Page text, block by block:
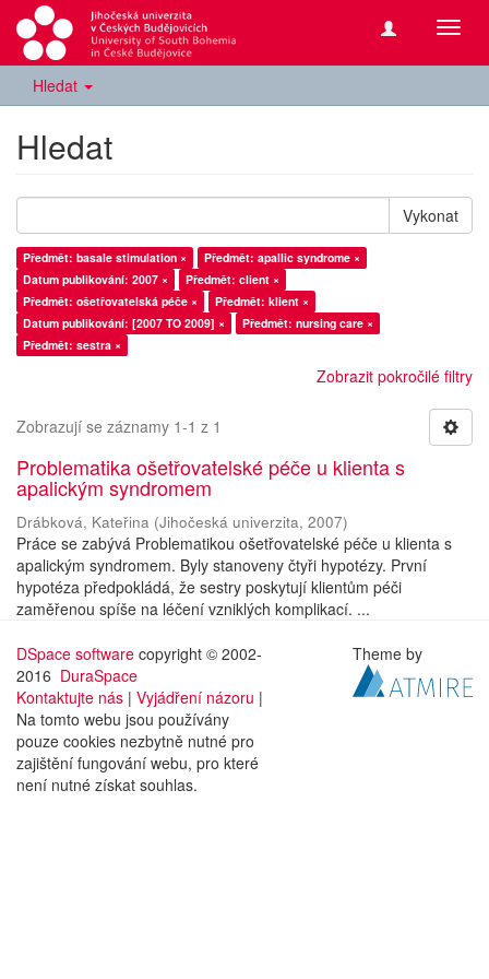
Hledat
Hledat
Vykonat
Předmět: basale stimulation ×
Předmět: apallic syndrome ×
Datum publikování: 2007 ×
Předmět: client ×
Předmět: ošetřovatelská péče ×
Předmět: klient ×
Datum publikování: [2007 TO 2009] ×
Předmět: nursing care ×
Předmět: sestra ×
Zobrazit pokročilé filtry
Zobrazují se záznamy 1-1 z 1
Problematika ošetřovatelské péče u klienta s
apalickým syndromem
Drábková, Kateřina (Jihočeská univerzita, 2007)
Práce se zabývá Problematikou ošetřovatelské péče u klienta s
apalickým syndromem. Byly stanoveny čtyři hypotézy. První
hypotéza předpokládá, že sestry poskytují klientům péči
zaměřenou spíše na léčení vzniklých komplikací. ...
DSpace software copyright © 2002-
2016 DuraSpace
Kontaktujte nás | Vyjádření názoru |
Na tomto webu jsou používány
pouze cookies nezbytně nutné pro
zajištění fungování webu, pro které
není nutné získat souhlas.
Theme by